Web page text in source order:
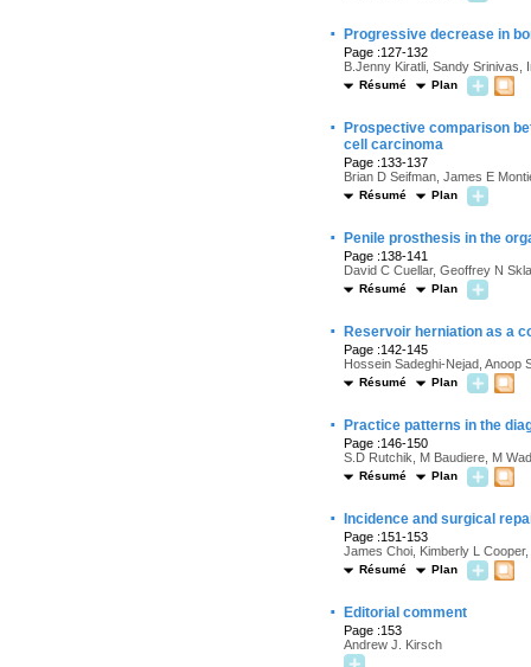
· Progressive decrease in
Page :127-132
B.Jenny Kiratli, Sandy Srinivas,
Résumé Plan
·
Prospective comparison
cell carcinoma
Page :133-137
Brian D Seifman, James E
Résumé Plan
· Penile prosthesis in the
Page :138-141
David C Cuellar, Geoffrey N
Résumé Plan
· Reservoir herniation as a
Page :142-145
Hossein Sadeghi-Nejad, Anoop
Résumé Plan
· Practice patterns in the
Page :146-150
S.D Rutchik, M Baudiere, M
Résumé Plan
· Incidence and surgical
Page :151-153
James Choi, Kimberly L
Résumé Plan
· Editorial comment
Page :153
Andrew J. Kirsch